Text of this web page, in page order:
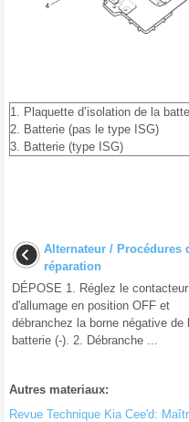
1. Plaquette d’isolation de la
2. Batterie (pas le type ISG)
3. Batterie (type ISG)
Alternateur / Procédures
réparation
DÉPOSE 1. Réglez le contacteur
d'allumage en position OFF et
débranchez la borne négative de
batterie (-). 2. Débranche ...
Autres materiaux:
Revue Technique Kia Cee'd: